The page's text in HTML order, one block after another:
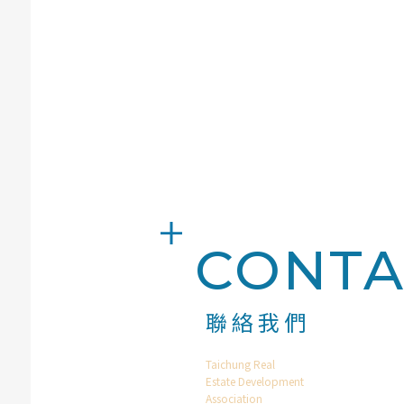
聯絡我們
Taichung Real
Estate Development
Association